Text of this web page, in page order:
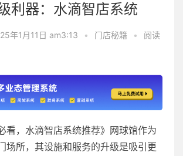
利器：水滴智店系统
年1月11日 am3:13 • 门店秘籍 •
阅读
看，水滴智店系统推荐》网球馆作为
场所，其设施和服务的升级是吸引更